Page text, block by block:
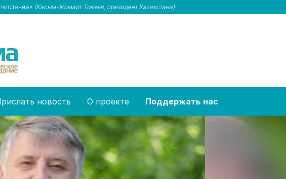
(Касым-Жомарт Токаев, президент Казахстана)
новость О проекте Поддержать нас